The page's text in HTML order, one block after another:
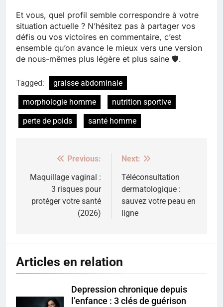
Et vous, quel profil semble correspondre à votre
situation actuelle ? N’hésitez pas à partager vos
défis ou vos victoires en commentaire, c’est
ensemble qu’on avance le mieux vers une version
de nous-mêmes plus légère et plus saine 🛡️.
Tagged:
graisse abdominale
morphologie homme
nutrition sportive
perte de poids
santé homme
Navigation
de
l’article
Previous:
Maquillage vaginal :
3 risques pour
protéger votre santé
(2026)
Next:
Téléconsultation
dermatologique :
sauvez votre peau en
ligne
Articles en relation
Depression chronique depuis
l’enfance : 3 clés de guérison